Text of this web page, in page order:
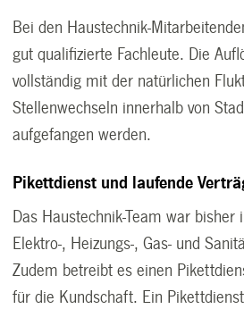
Bei den Haustechnik-
gut qualifizierte Fachleute. Die
vollständig mit der natürlichen
Stellenwechseln innerhalb von
aufgefangen werden.
Pikettdienst und laufende
Das Haustechnik-Team war bisher
Elektro-, Heizungs-, Gas- und
Zudem betreibt es einen
für die Kundschaft. Ein